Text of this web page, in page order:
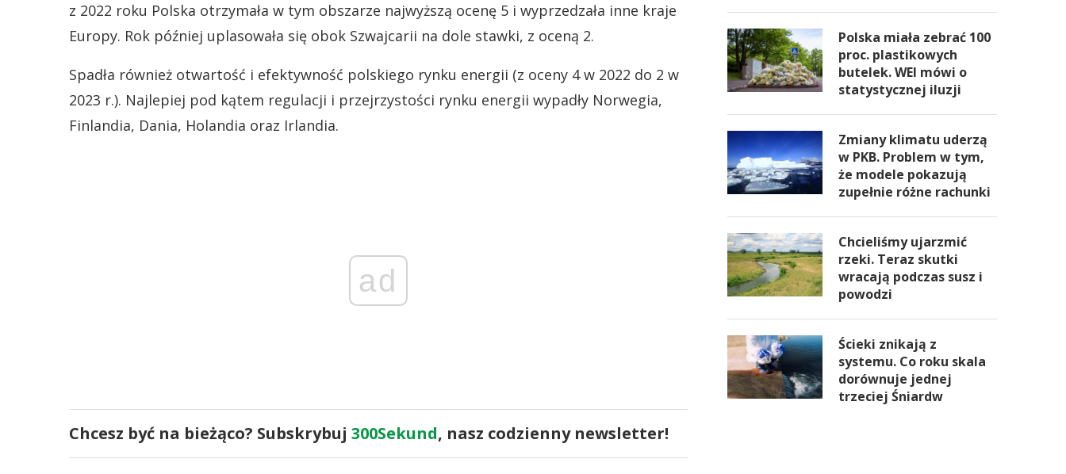
z 2022 roku Polska otrzymała w tym obszarze najwyższą ocenę 5 i wyprzedzała inne kraje
Europy. Rok później uplasowała się obok Szwajcarii na dole stawki, z oceną 2.
Spadła również otwartość i efektywność polskiego rynku energii (z oceny 4 w 2022 do 2 w
2023 r.). Najlepiej pod kątem regulacji i przejrzystości rynku energii wypadły Norwegia,
Finlandia, Dania, Holandia oraz Irlandia.
ad
Chcesz być na bieżąco? Subskrybuj 300Sekund, nasz codzienny newsletter!
Polska miała zebrać 100
proc. plastikowych
butelek. WEI mówi o
statystycznej iluzji
Zmiany klimatu uderzą
w PKB. Problem w tym,
że modele pokazują
zupełnie różne rachunki
Chcieliśmy ujarzmić
rzeki. Teraz skutki
wracają podczas susz i
powodzi
Ścieki znikają z
systemu. Co roku skala
dorównuje jednej
trzeciej Śniardw